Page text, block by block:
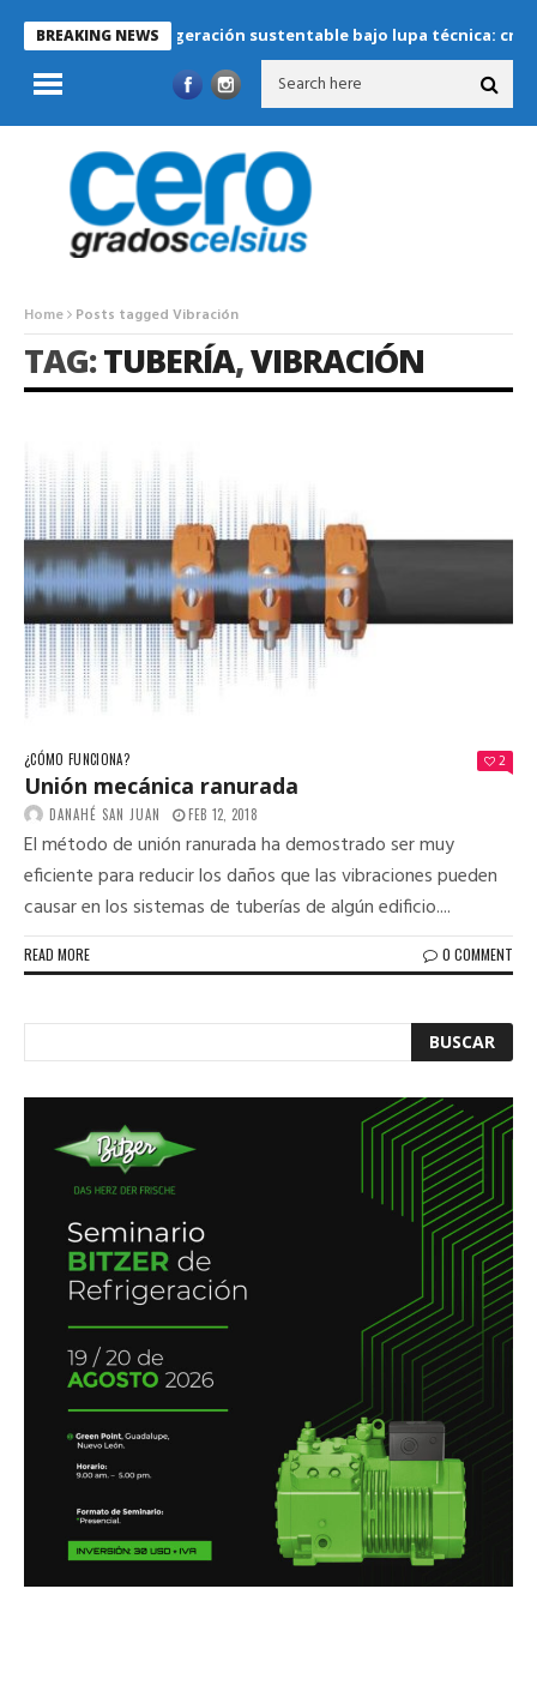
BREAKING NEWS
Refrigeración sustentable bajo lupa técnica: criterios
Home Posts tagged Vibración
TAG:TUBERÍA,VIBRACIÓN
¿CÓMO FUNCIONA? 2
Unión mecánica ranurada
DANAHÉ SAN JUAN FEB 12, 2018
El método de unión ranurada ha demostrado ser muy
eficiente para reducir los daños que las vibraciones pueden
causar en los sistemas de tuberías de algún edificio....
READ MORE 0 COMMENT